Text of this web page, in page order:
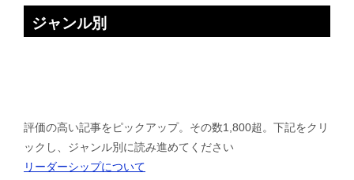
ジャンル別
評価の高い記事をピックアップ。その数1,800超。下記をクリ
ックし、ジャンル別に読み進めてください
リーダーシップについて